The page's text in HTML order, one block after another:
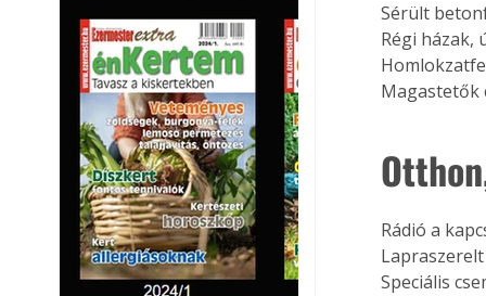
vendégl
Sérült
Régi házak,
Magastetők
Rádió a
Speciális